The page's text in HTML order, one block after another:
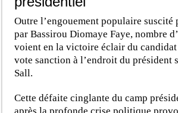
Outre l’engouement populaire suscité
par Bassirou Diomaye Faye, nombre
voient en la victoire éclair du
vote sanction à l’endroit du président
Sall.
Cette défaite cinglante du camp